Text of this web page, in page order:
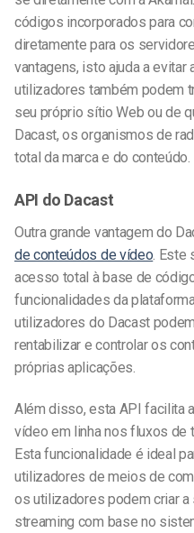
códigos incorporados para
diretamente para os
vantagens, isto ajuda a evitar
utilizadores também podem
seu próprio sítio Web ou de
Dacast, os organismos de
total da marca e do conteúdo.
API do Dacast
Outra grande vantagem do
de conteúdos de vídeo .
acesso total à base de
funcionalidades da
utilizadores do Dacast
rentabilizar e controlar os
próprias aplicações.
Além disso, esta API facilita
vídeo em linha nos fluxos de
Esta funcionalidade é ideal
utilizadores de meios de
os utilizadores podem criar
streaming com base no